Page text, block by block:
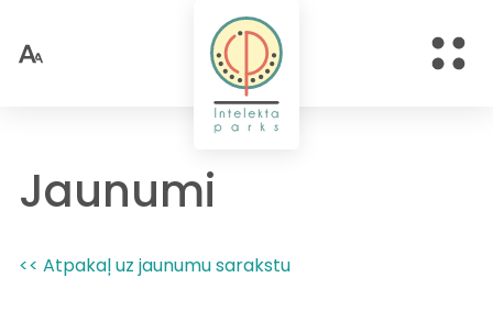
Jaunumi
<< Atpakaļ uz jaunumu sarakstu